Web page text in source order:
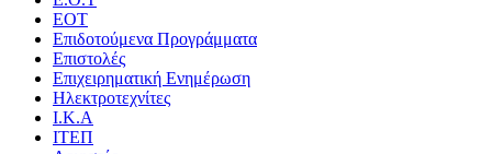
ΕΟΤ
Επιδοτούμενα Προγράμματα
Επιστολές
Επιχειρηματική Ενημέρωση
Ηλεκτροτεχνίτες
Ι.Κ.Α
ΙΤΕΠ